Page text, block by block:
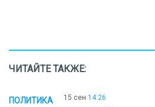
ЧИТАЙТЕ ТАКЖЕ:
ПОЛИТИКА 15 сен 14:26